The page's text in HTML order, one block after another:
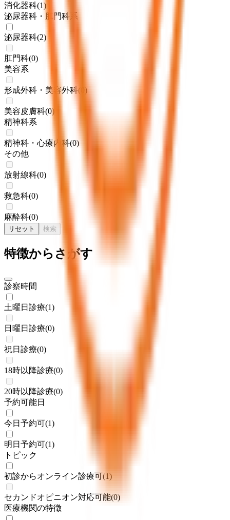
消化器科(1)
泌尿器科・肛門科系
泌尿器科(2)
肛門科(0)
美容系
形成外科・美容外科( )
美容皮膚科(0)
精神科系
精神科・心療内科(0)
その他
放射線科(0)
救急科(0)
麻酔科(0)
リセット 検索
特徴からさがす
診察時間
土曜日診療(1)
日曜日診療(0)
祝日診療(0)
18時以降診療(0)
20時以降診療(0)
予約可能日
今日予約可(1)
明日予約可(1)
トピック
初診からオンライン診療可(1)
セカンドオピニオン対応可能(0)
医療機関の特徴